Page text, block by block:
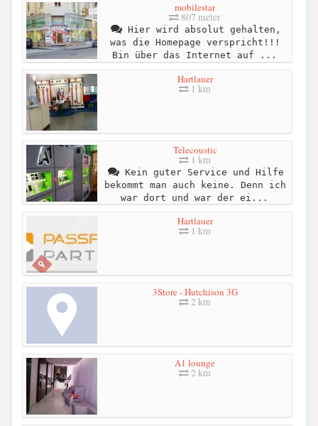
mobilestar
807 meter
Hier wird absolut gehalten,
was die Homepage verspricht!!!
Bin über das Internet auf ...
Hartlauer
1 km
Telecoustic
1 km
Kein guter Service und Hilfe
bekommt man auch keine. Denn ich
war dort und war der ei...
Hartlauer
1 km
3Store - Hutchison 3G
2 km
A1 lounge
2 km